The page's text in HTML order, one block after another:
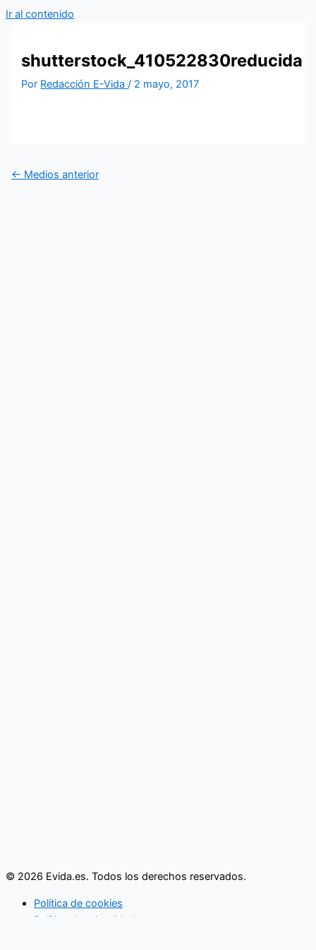
Ir al contenido
shutterstock_410522830reducida
Por Redacción E-Vida/ 2 mayo, 2017
← Medios anterior
© 2026 Evida.es. Todos los derechos reservados.
Política de cookies
Política de privacidad